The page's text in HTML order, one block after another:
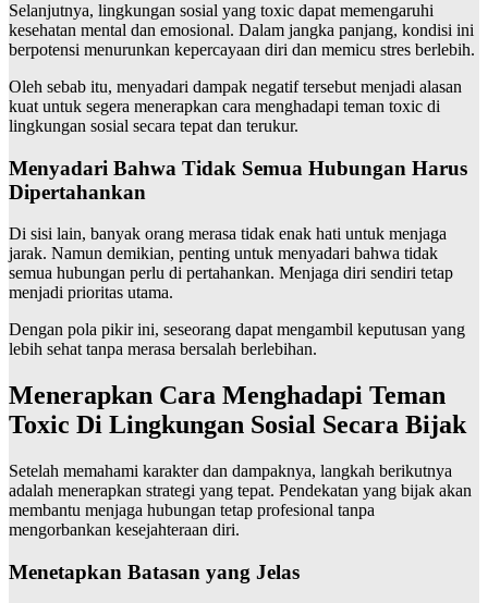
Selanjutnya, lingkungan sosial yang toxic dapat memengaruhi
kesehatan mental dan emosional. Dalam jangka panjang, kondisi ini
berpotensi menurunkan kepercayaan diri dan memicu stres berlebih.
Oleh sebab itu, menyadari dampak negatif tersebut menjadi alasan
kuat untuk segera menerapkan cara menghadapi teman toxic di
lingkungan sosial secara tepat dan terukur.
Menyadari Bahwa Tidak Semua Hubungan Harus
Dipertahankan
Di sisi lain, banyak orang merasa tidak enak hati untuk menjaga
jarak. Namun demikian, penting untuk menyadari bahwa tidak
semua hubungan perlu di pertahankan. Menjaga diri sendiri tetap
menjadi prioritas utama.
Dengan pola pikir ini, seseorang dapat mengambil keputusan yang
lebih sehat tanpa merasa bersalah berlebihan.
Menerapkan Cara Menghadapi Teman
Toxic Di Lingkungan Sosial Secara Bijak
Setelah memahami karakter dan dampaknya, langkah berikutnya
adalah menerapkan strategi yang tepat. Pendekatan yang bijak akan
membantu menjaga hubungan tetap profesional tanpa
mengorbankan kesejahteraan diri.
Menetapkan Batasan yang Jelas